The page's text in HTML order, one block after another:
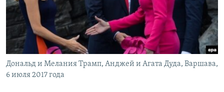
Дональд и Мелания Трамп, Анджей и Агата Дуда, Варшава,
6 июля 2017 года